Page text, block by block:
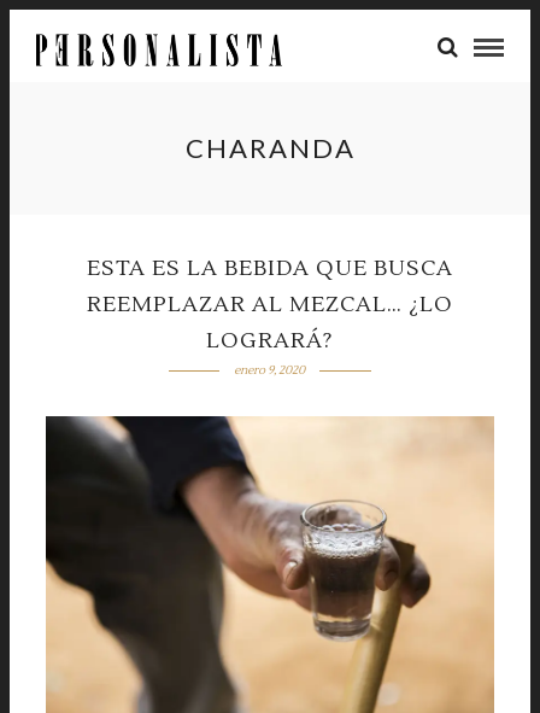
CHARANDA
ESTA ES LA BEBIDA QUE BUSCA
REEMPLAZAR AL MEZCAL… ¿LO
LOGRARÁ?
enero 9, 2020